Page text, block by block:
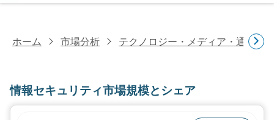
ホーム 市場分析 テクノロジー・メディア・通信研
情報セキュリティ市場規模とシェア